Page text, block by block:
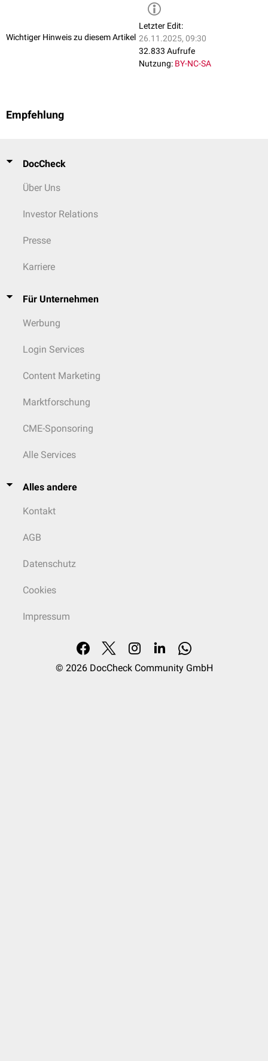
Wichtiger Hinweis zu diesem Artikel
Letzter Edit:
26.11.2025, 09:30
32.833 Aufrufe
Nutzung: BY-NC-SA
Empfehlung
DocCheck
Über Uns
Investor Relations
Presse
Karriere
Für Unternehmen
Werbung
Login Services
Content Marketing
Marktforschung
CME-Sponsoring
Alle Services
Alles andere
Kontakt
AGB
Datenschutz
Cookies
Impressum
© 2026 DocCheck Community GmbH